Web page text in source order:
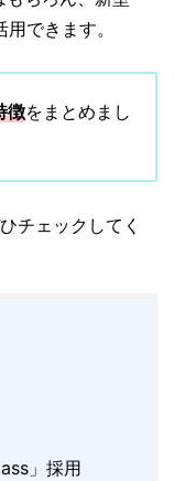
できます。
徴をまとめまし
チェックしてく
」採用